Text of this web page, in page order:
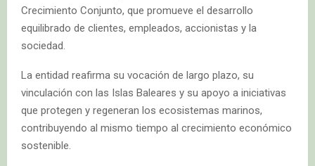
Crecimiento Conjunto, que promueve el desarrollo
equilibrado de clientes, empleados, accionistas y la
sociedad.
La entidad reafirma su vocación de largo plazo, su
vinculación con las Islas Baleares y su apoyo a iniciativas
que protegen y regeneran los ecosistemas marinos,
contribuyendo al mismo tiempo al crecimiento económico
sostenible.